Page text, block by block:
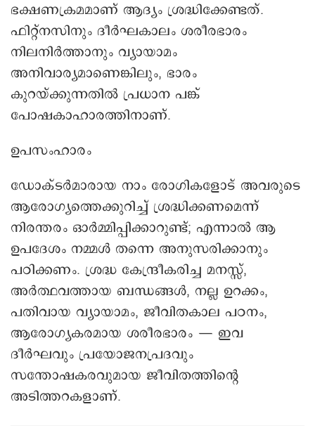
ഭക്ഷണക്രമമാണ് ആദ്യം ശ്രദ്ധിക്കേണ്ടത്.
ഫിറ്റ്നസിനും ദീർഘകാലം ശരീരഭാരം
നിലനിർ‌ത്താനും വ്യായാമം
അനിവാര്യമാണെങ്കിലും, ഭാരം
കുറയ്ക്കുന്നതിൽ പ്രധാന പങ്ക്
പോഷകാഹാരത്തിനാണ്.
ഉപസംഹാരം
ഡോക്ടർമാരായ നാം രോഗികളോട് അവരുടെ
ആരോഗ്യത്തെക്കുറിച്ച് ശ്രദ്ധിക്കണമെന്ന്
നിരന്തരം ഓർമ്മിപ്പിക്കാറുണ്ട്; എന്നാൽ ആ
ഉപദേശം നമ്മൾ തന്നെ അനുസരിക്കാനും
പഠിക്കണം. ശ്രദ്ധ കേന്ദ്രീകരിച്ച മനസ്സ്,
അർത്ഥവത്തായ ബന്ധങ്ങൾ, നല്ല ഉറക്കം,
പതിവായ വ്യായാമം, ജീവിതകാല പഠനം,
ആരോഗ്യകരമായ ശരീരഭാരം — ഇവ
ദീർഘവും പ്രയോജനപ്രദവും
സന്തോഷകരവുമായ ജീവിതത്തിന്റെ
അടിത്തറകളാണ്.